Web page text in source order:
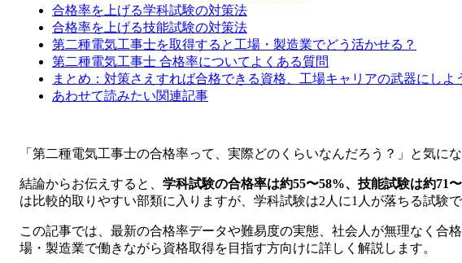
合格率を上げる学科試験の対策法
合格率を上げる技能試験の対策法
第二種電気工事士を取得すると工場・製造業でどう活かせる？
第二種電気工事士 合格率についてよくある質問
まとめ：対策さえすれば合格できる資格、工場キャリアの武器にしよ
あわせて読みたい関連記事
「第二種電気工事士の合格率って、実際どのくらいなんだろう？」と気に
結論からお伝えすると、 学科試験の合格率は約55〜58%、技能試験は約71
は比較的取りやすい部類に入りますが、学科試験は2人に1人が落ちる試験で
この記事では、最新の合格率データや難易度の実態、社会人が無理なく合
場・製造業で働きながら資格取得を目指す方向けに詳しく解説します。